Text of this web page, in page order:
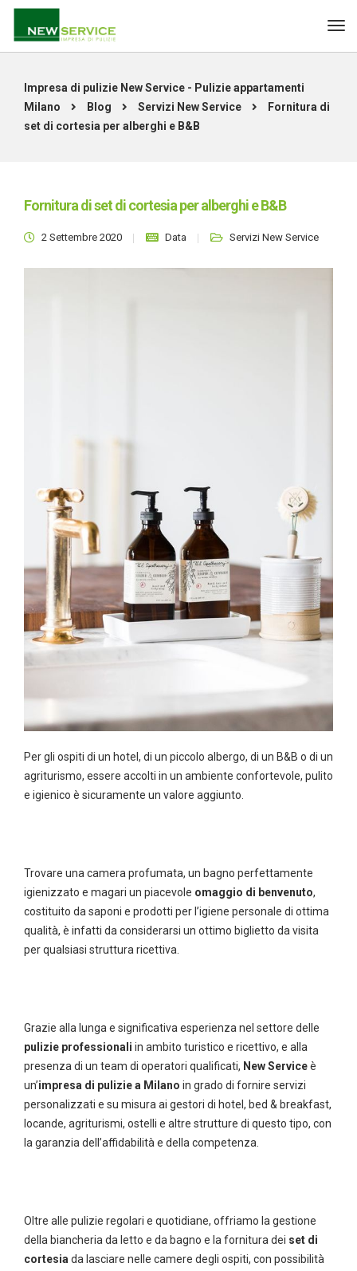
Impresa di pulizie New Service - Pulizie appartamenti
Milano
Blog Servizi New Service
Fornitura di
set di cortesia per alberghi e B&B
Fornitura di set di cortesia per alberghi e B&B
2 Settembre 2020 Data Servizi New Service
Per gli ospiti di un hotel, di un piccolo albergo, di un B&B o di un
agriturismo, essere accolti in un ambiente confortevole, pulito
e igienico è sicuramente un valore aggiunto.
Trovare una camera profumata, un bagno perfettamente
igienizzato e magari un piacevole omaggio di benvenuto,
costituito da saponi e prodotti per l’igiene personale di ottima
qualità, è infatti da considerarsi un ottimo biglietto da visita
per qualsiasi struttura ricettiva.
Grazie alla lunga e significativa esperienza nel settore delle
pulizie professionali in ambito turistico e ricettivo, e alla
presenza di un team di operatori qualificati, New Serviceè
un’impresa di pulizie a Milano in grado di fornire servizi
personalizzati e su misura ai gestori di hotel, bed & breakfast,
locande, agriturismi, ostelli e altre strutture di questo tipo, con
la garanzia dell’affidabilità e della competenza.
Oltre alle pulizie regolari e quotidiane, offriamo la gestione
della biancheria da letto e da bagno e la fornitura dei set di
cortesiada lasciare nelle camere degli ospiti, con possibilità